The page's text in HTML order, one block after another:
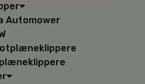
Automower